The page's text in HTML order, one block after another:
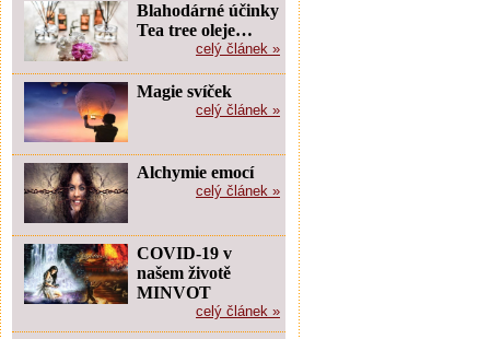
Blahodárné účinky
Tea tree oleje…
celý článek »
Magie svíček
celý článek »
Alchymie emocí
celý článek »
COVID-19 v
našem životě
MINVOT
celý článek »